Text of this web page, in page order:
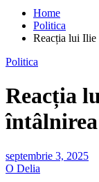
Home
Politica
Reacția lui
Politica
Reacția
septembrie 3, 2025
O Delia